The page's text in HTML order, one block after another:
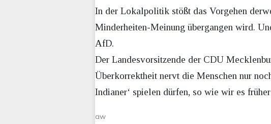
In der Lokalpolitik stößt das Vorgehen
Minderheiten-Meinung übergangen wird.
AfD.
Der Landesvorsitzende der CDU
Überkorrektheit nervt die Menschen nur
Indianer‘ spielen dürfen, so wie wir es
aw